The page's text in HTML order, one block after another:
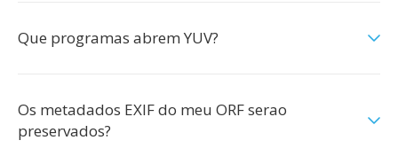
Que programas abrem YUV?
Os metadados EXIF do meu ORF serao
preservados?